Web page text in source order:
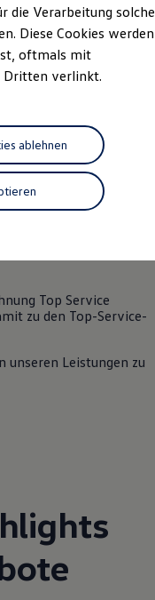
Bereichen
Top Service
zu den Top-Service-
unseren Leistungen zu
die Verarbeitung
Diese Cookies
oftmals mit
verlinkt.
ablehnen